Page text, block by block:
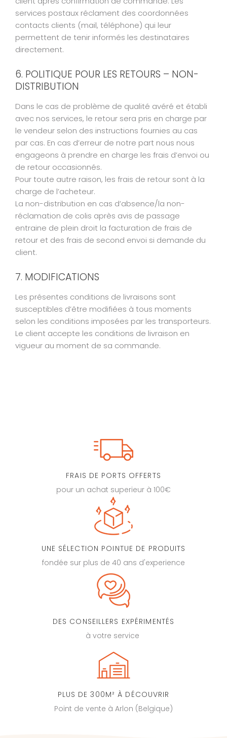
services postaux réclament des coordonnées
contacts clients (mail, téléphone) qui leur
permettent de tenir informés les destinataires
directement.
6. POLITIQUE POUR LES RETOURS – NON-
DISTRIBUTION
Dans le cas de problème de qualité avéré et établi
avec nos services, le retour sera pris en charge par
le vendeur selon des instructions fournies au cas
par cas. En cas d’erreur de notre part nous nous
engageons à prendre en charge les frais d’envoi ou
de retour occasionnés.
Pour toute autre raison, les frais de retour sont à la
charge de l’acheteur.
La non-distribution en cas d’absence/la non-
réclamation de colis après avis de passage
entraine de plein droit la facturation de frais de
retour et des frais de second envoi si demande du
client.
7. MODIFICATIONS
Les présentes conditions de livraisons sont
susceptibles d’être modifiées à tous moments
selon les conditions imposées par les transporteurs.
Le client accepte les conditions de livraison en
vigueur au moment de sa commande.
FRAIS DE PORTS OFFERTS
pour un achat superieur à 100€
UNE SÉLECTION POINTUE DE PRODUITS
fondée sur plus de 40 ans d'experience
DES CONSEILLERS EXPÉRIMENTÉS
à votre service
PLUS DE 300M² À DÉCOUVRIR
Point de vente à Arlon (Belgique)